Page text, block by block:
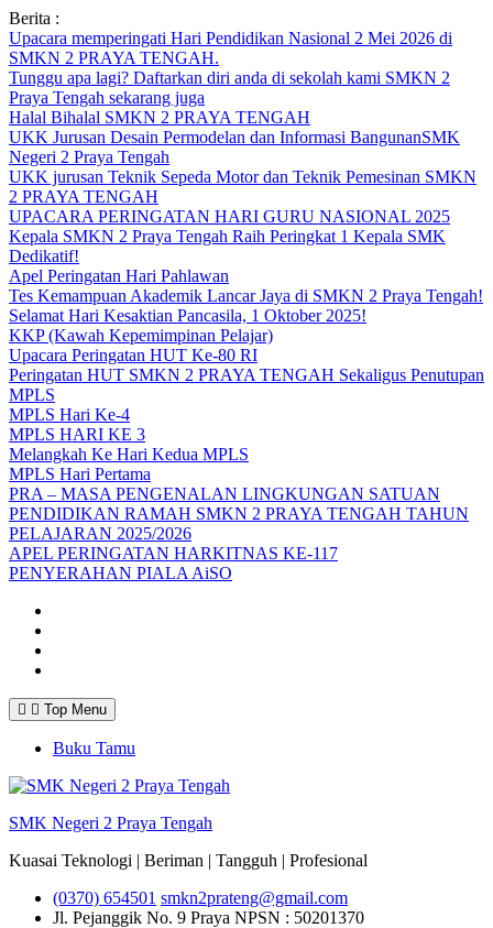
Skip
to
content
Berita :
Upacara memperingati Hari Pendidikan Nasional 2 Mei 2026 di
SMKN 2 PRAYA TENGAH.
Tunggu apa lagi? Daftarkan diri anda di sekolah kami SMKN 2
Praya Tengah sekarang juga
Halal Bihalal SMKN 2 PRAYA TENGAH
UKK Jurusan Desain Permodelan dan Informasi BangunanSMK
Negeri 2 Praya Tengah
UKK jurusan Teknik Sepeda Motor dan Teknik Pemesinan SMKN
2 PRAYA TENGAH
UPACARA PERINGATAN HARI GURU NASIONAL 2025
Kepala SMKN 2 Praya Tengah Raih Peringkat 1 Kepala SMK
Dedikatif!
Apel Peringatan Hari Pahlawan
Tes Kemampuan Akademik Lancar Jaya di SMKN 2 Praya Tengah!
Selamat Hari Kesaktian Pancasila, 1 Oktober 2025!
KKP (Kawah Kepemimpinan Pelajar)
Upacara Peringatan HUT Ke-80 RI
Peringatan HUT SMKN 2 PRAYA TENGAH Sekaligus Penutupan
MPLS
MPLS Hari Ke-4
MPLS HARI KE 3
Melangkah Ke Hari Kedua MPLS
MPLS Hari Pertama
PRA – MASA PENGENALAN LINGKUNGAN SATUAN
PENDIDIKAN RAMAH SMKN 2 PRAYA TENGAH TAHUN
PELAJARAN 2025/2026
APEL PERINGATAN HARKITNAS KE-117
PENYERAHAN PIALA AiSO
Top Menu
Buku Tamu
SMK Negeri 2 Praya Tengah
Kuasai Teknologi | Beriman | Tangguh | Profesional
(0370) 654501 smkn2prateng@gmail.com
Jl. Pejanggik No. 9 Praya NPSN : 50201370